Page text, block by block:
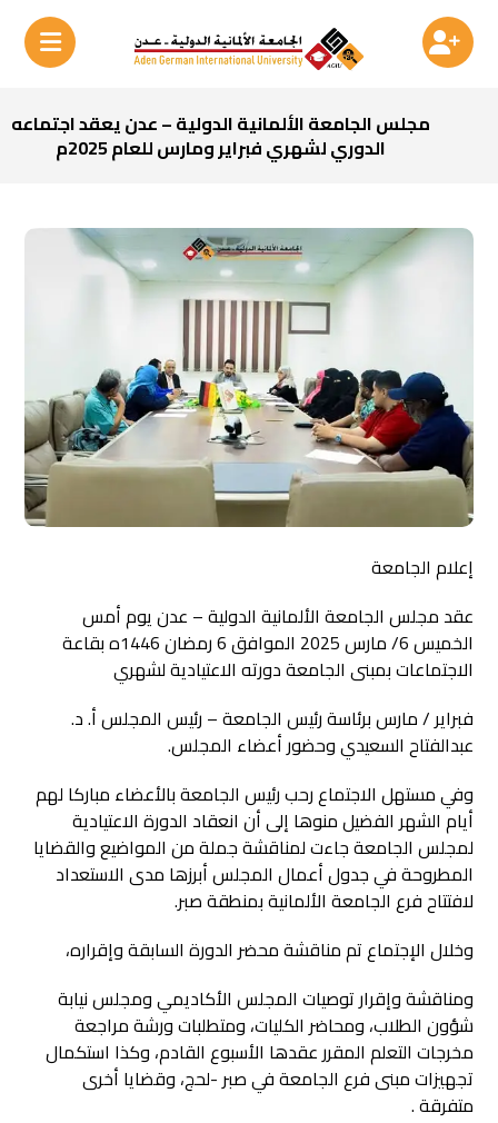
مجلس الجامعة الألمانية الدولية – عدن يعقد اجتماعه
الدوري لشهري فبراير ومارس للعام 2025م
إعلام الجامعة
عقد مجلس الجامعة الألمانية الدولية – عدن يوم أمس
الخميس 6/ مارس 2025 الموافق 6 رمضان 1446ه بقاعة
الاجتماعات بمبنى الجامعة دورته الاعتيادية لشهري
فبراير / مارس برئاسة رئيس الجامعة – رئيس المجلس أ. د.
عبدالفتاح السعيدي وحضور أعضاء المجلس.
وفي مستهل الاجتماع رحب رئيس الجامعة بالأعضاء مباركا لهم
أيام الشهر الفضيل منوها إلى أن انعقاد الدورة الاعتيادية
لمجلس الجامعة جاءت لمناقشة جملة من المواضيع والقضايا
المطروحة في جدول أعمال المجلس أبرزها مدى الاستعداد
لافتتاح فرع الجامعة الألمانية بمنطقة صبر.
وخلال الإجتماع تم مناقشة محضر الدورة السابقة وإقراره،
ومناقشة وإقرار توصيات المجلس الأكاديمي ومجلس نيابة
شؤون الطلاب، ومحاضر الكليات، ومتطلبات ورشة مراجعة
مخرجات التعلم المقرر عقدها الأسبوع القادم، وكذا استكمال
تجهيزات مبنى فرع الجامعة في صبر -لحج، وقضايا أخرى
متفرقة .